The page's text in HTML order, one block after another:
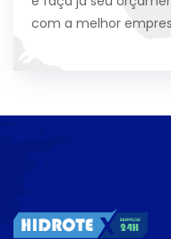
com a melhor